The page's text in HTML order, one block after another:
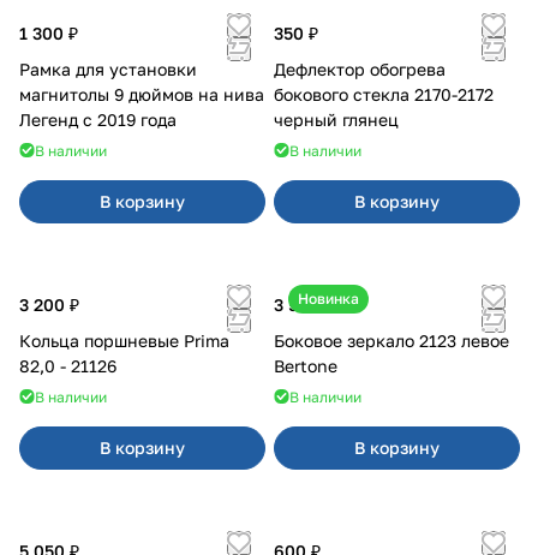
1 300 ₽
Рамка для установки
магнитолы 9 дюймов на нива
Легенд с 2019 года
В наличии
В корзину
350 ₽
Дефлектор обогрева
бокового стекла 2170-2172
черный глянец
В наличии
В корзину
3 200 ₽
Кольца поршневые Prima
82,0 - 21126
В наличии
В корзину
Новинка
3 500 ₽
Боковое зеркало 2123 левое
Bertone
В наличии
В корзину
5 050 ₽ 600 ₽